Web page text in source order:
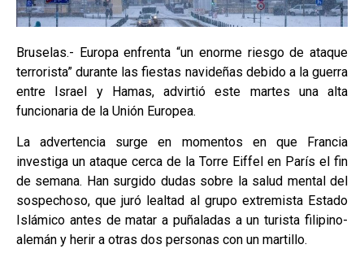
Bruselas.- Europa enfrenta “un enorme riesgo de ataque
terrorista” durante las fiestas navideñas debido a la guerra
entre Israel y Hamas, advirtió este martes una alta
funcionaria de la Unión Europea.
La advertencia surge en momentos en que Francia
investiga un ataque cerca de la Torre Eiffel en París el fin
de semana. Han surgido dudas sobre la salud mental del
sospechoso, que juró lealtad al grupo extremista Estado
Islámico antes de matar a puñaladas a un turista filipino-
alemán y herir a otras dos personas con un martillo.